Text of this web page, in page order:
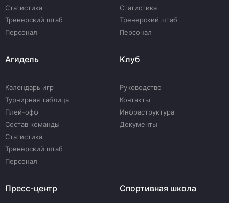
Статистика
Тренерский штаб
Персонал
Статистика
Тренерский штаб
Персонал
Агидель
Календарь игр
Турнирная таблица
Плей-офф
Состав команды
Статистика
Тренерский штаб
Персонал
Клуб
Руководство
Контакты
Инфраструктура
Документы
Пресс-центр Спортивная школа